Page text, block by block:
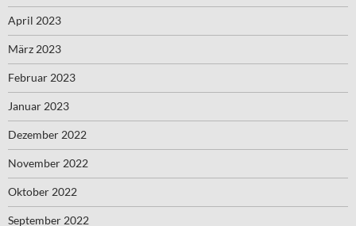
April 2023
März 2023
Februar 2023
Januar 2023
Dezember 2022
November 2022
Oktober 2022
September 2022